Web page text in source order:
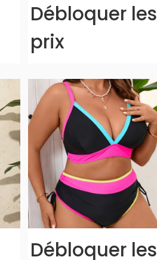
Débloquer les
prix
Débloquer les